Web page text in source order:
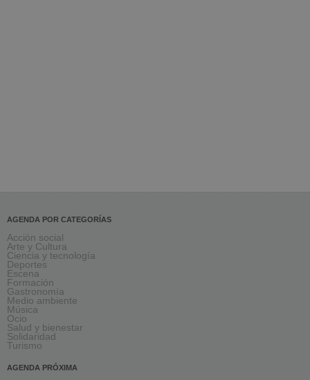
AGENDA POR CATEGORÍAS
Acción social
Arte y Cultura
Ciencia y tecnología
Deportes
Escena
Formación
Gastronomía
Medio ambiente
Música
Ocio
Salud y bienestar
Solidaridad
Turismo
AGENDA PRÓXIMA